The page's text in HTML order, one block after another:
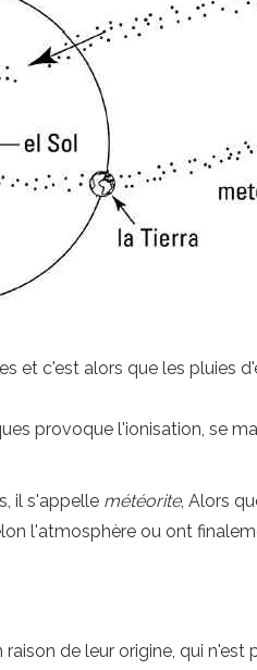
et c'est alors que les pluies
provoque l'ionisation, se
il s'appelle météorite, Alors
l'atmosphère ou ont
de leur origine, qui